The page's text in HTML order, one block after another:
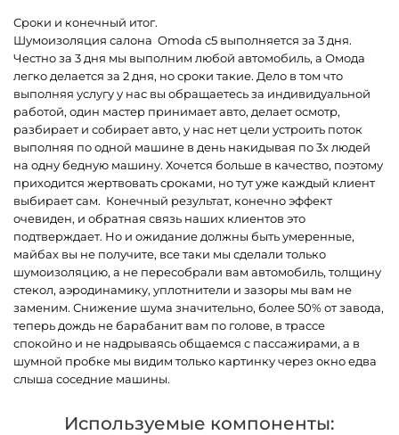
Сроки и конечный итог.
Шумоизоляция салона Omoda c5 выполняется за 3 дня.
Честно за 3 дня мы выполним любой автомобиль, а Омода
легко делается за 2 дня, но сроки такие. Дело в том что
выполняя услугу у нас вы обращаетесь за индивидуальной
работой, один мастер принимает авто, делает осмотр,
разбирает и собирает авто, у нас нет цели устроить поток
выполняя по одной машине в день накидывая по 3х людей
на одну бедную машину. Хочется больше в качество, поэтому
приходится жертвовать сроками, но тут уже каждый клиент
выбирает сам. Конечный результат, конечно эффект
очевиден, и обратная связь наших клиентов это
подтверждает. Но и ожидание должны быть умеренные,
майбах вы не получите, все таки мы сделали только
шумоизоляцию, а не пересобрали вам автомобиль, толщину
стекол, аэродинамику, уплотнители и зазоры мы вам не
заменим. Снижение шума значительно, более 50% от завода,
теперь дождь не барабанит вам по голове, в трассе
спокойно и не надрываясь общаемся с пассажирами, а в
шумной пробке мы видим только картинку через окно едва
слыша соседние машины.
Используемые компоненты: